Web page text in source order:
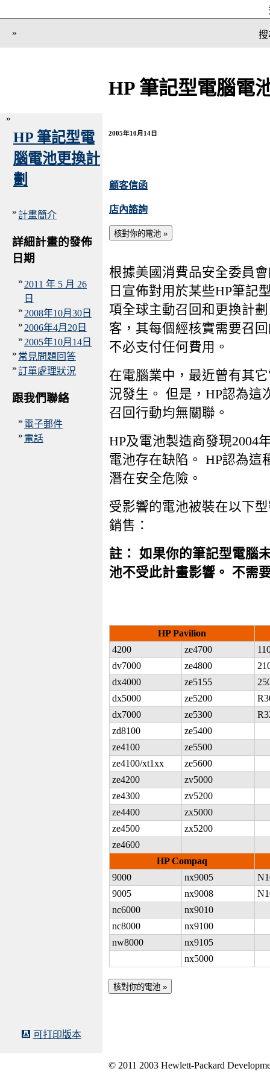
» 搜
HP 筆記型電腦電
»
HP 筆記型電
腦電池更換計
劃
» 計畫簡介
詳細計畫的發佈
日期
» 2011 年 5 月 26
日
» 2008年10月30日
» 2006年4月20日
» 2005年10月14日
» 常見問題回答
»訂單處理狀況
跟我們聯絡
» 電子郵件
» 電話
2005年10月14日
顧客信函
店內諮詢
根據美國消費品安全委員
日宣佈對用於某些HP筆記
項全球主動召回和更換計
客，其每個經核實需要召
不必支付任何費用。
在電腦業中，最近曾有其
況發生。 但是，HP認為這
召回行動均無關聯。
HP及電池製造商發現2004
電池存在缺陷。 HP認為這
潛在安全危險。
受影響的電池被裝在以下
銷售：
註： 如果你的筆記型電腦
池不受此計畫影響。 不需
HP Pavilion
4200
ze4700
dv7000
ze4800
dx4000
ze5155
dx5000
ze5200
dx7000
ze5300
zd8100
ze5400
ze4100
ze5500
ze4100/xt1xx
ze5600
ze4200
zv5000
ze4300
zv5200
ze4400
zx5000
ze4500
zx5200
ze4600
HP Compaq
9000
nx9005
9005
nx9008
nc6000
nx9010
nc8000
nx9100
nw8000
nx9105
nx5000
可打印版本
© 2011 2003 Hewlett-Packard